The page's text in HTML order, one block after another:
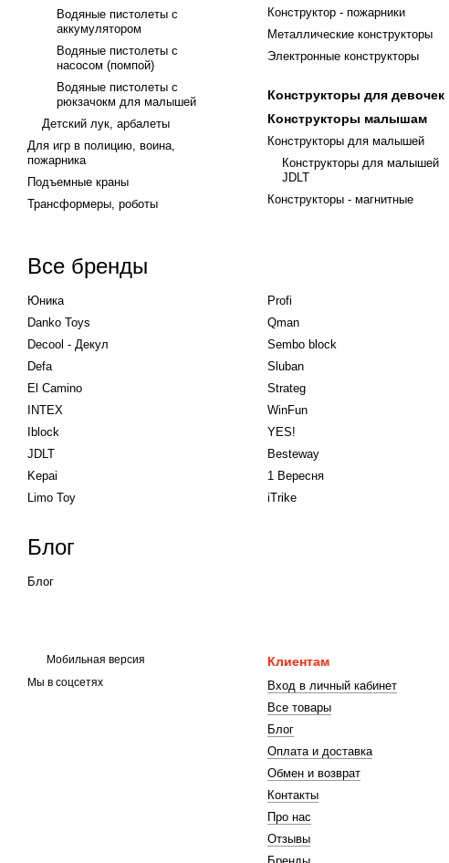
Водяные пистолеты с
аккумулятором
Водяные пистолеты с
насосом (помпой)
Водяные пистолеты с
рюкзачокм для малышей
Детский лук, арбалеты
Для игр в полицию, воина,
пожарника
Подъемные краны
Трансформеры, роботы
Конструктор - пожарники
Металлические конструкторы
Электронные конструкторы
Конструкторы для девочек
Конструкторы малышам
Конструкторы для малышей
Конструкторы для малышей
JDLT
Конструкторы - магнитные
Все бренды
Юника
Danko Toys
Decool - Декул
Defa
El Camino
INTEX
Iblock
JDLT
Kepai
Limo Toy
Profi
Qman
Sembo block
Sluban
Strateg
WinFun
YES!
Besteway
1 Вересня
iTrike
Блог
Блог
Мобильная версия
Мы в соцсетях
Клиентам
Вход в личный кабинет
Все товары
Блог
Оплата и доставка
Обмен и возврат
Контакты
Про нас
Отзывы